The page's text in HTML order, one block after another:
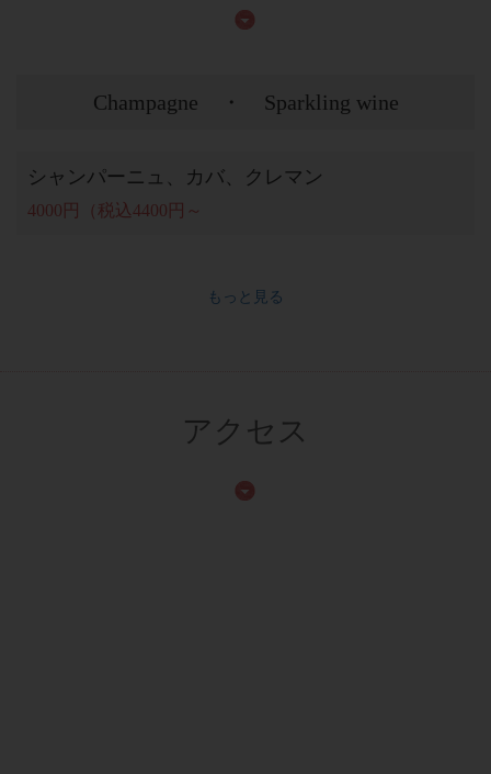
Champagne ・ Sparkling wine
シャンパーニュ、カバ、クレマン
4000円（税込4400円～
もっと見る
アクセス